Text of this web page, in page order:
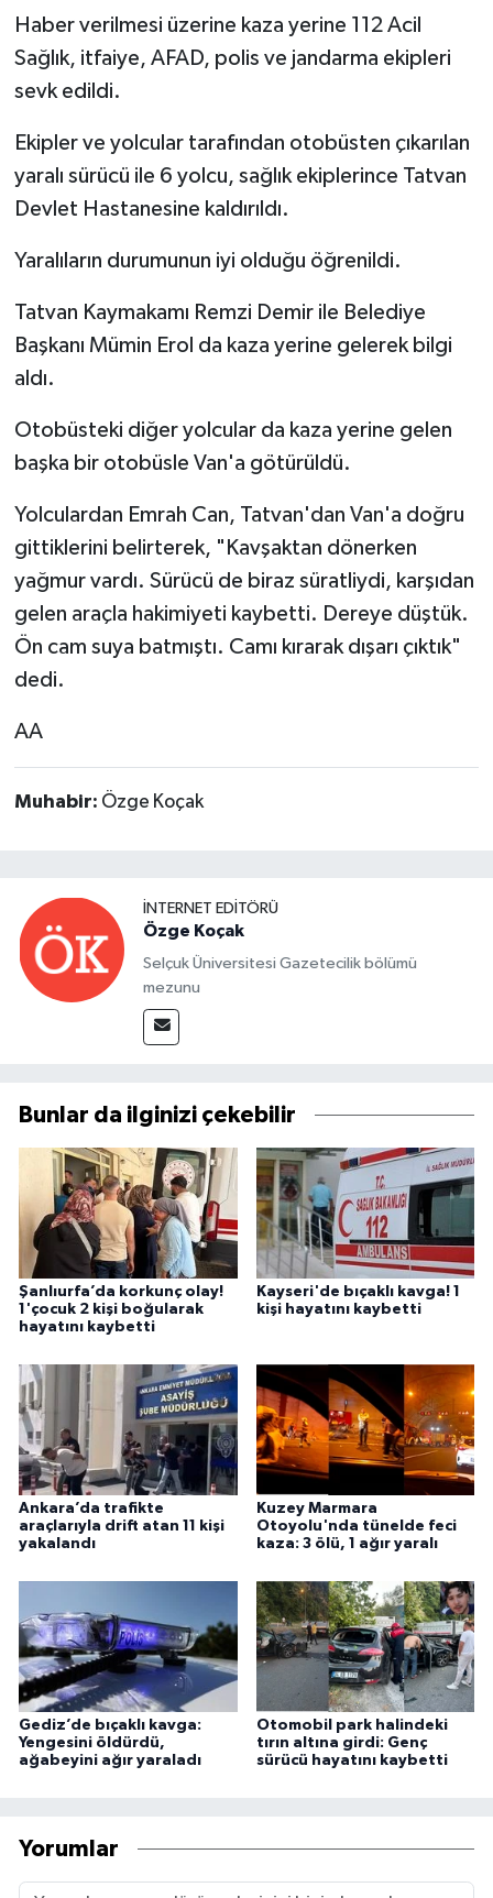
Haber verilmesi üzerine kaza yerine 112 Acil
Sağlık, itfaiye, AFAD, polis ve jandarma ekipleri
sevk edildi.
Ekipler ve yolcular tarafından otobüsten çıkarılan
yaralı sürücü ile 6 yolcu, sağlık ekiplerince Tatvan
Devlet Hastanesine kaldırıldı.
Yaralıların durumunun iyi olduğu öğrenildi.
Tatvan Kaymakamı Remzi Demir ile Belediye
Başkanı Mümin Erol da kaza yerine gelerek bilgi
aldı.
Otobüsteki diğer yolcular da kaza yerine gelen
başka bir otobüsle Van'a götürüldü.
Yolculardan Emrah Can, Tatvan'dan Van'a doğru
gittiklerini belirterek, "Kavşaktan dönerken
yağmur vardı. Sürücü de biraz süratliydi, karşıdan
gelen araçla hakimiyeti kaybetti. Dereye düştük.
Ön cam suya batmıştı. Camı kırarak dışarı çıktık"
dedi.
AA
Muhabir: Özge Koçak
İNTERNET EDITÖRÜ
Özge Koçak
Selçuk Üniversitesi Gazetecilik bölümü
mezunu
Bunlar da ilginizi çekebilir
Şanlıurfa’da korkunç olay!
1'çocuk 2 kişi boğularak
hayatını kaybetti
Kayseri'de bıçaklı kavga! 1
kişi hayatını kaybetti
Ankara’da trafikte
araçlarıyla drift atan 11 kişi
yakalandı
Kuzey Marmara
Otoyolu'nda tünelde feci
kaza: 3 ölü, 1 ağır yaralı
Gediz’de bıçaklı kavga:
Yengesini öldürdü,
ağabeyini ağır yaraladı
Otomobil park halindeki
tırın altına girdi: Genç
sürücü hayatını kaybetti
Yorumlar